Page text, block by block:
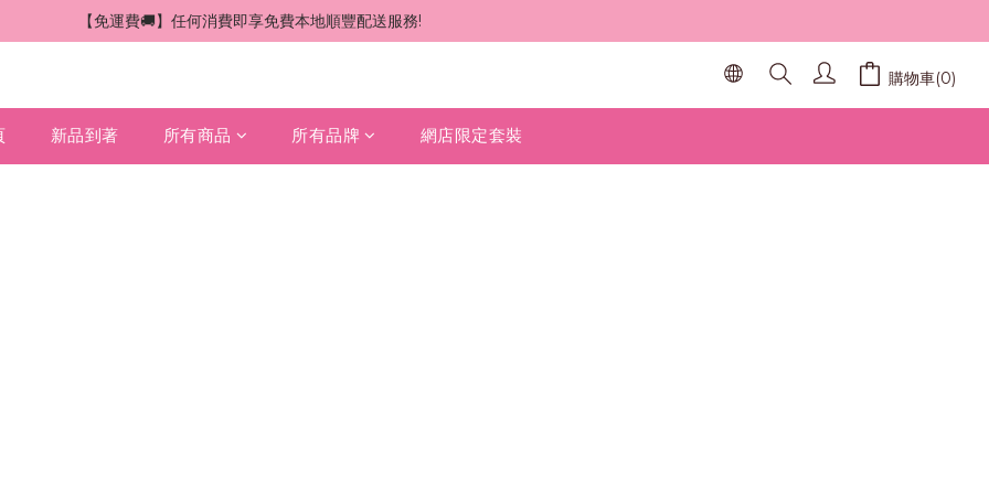
【免運費🚚】任何消費即享免費本地順豐配送服務!
購物車(0)
新品到著 所有商品 所有品牌 網店限定套裝